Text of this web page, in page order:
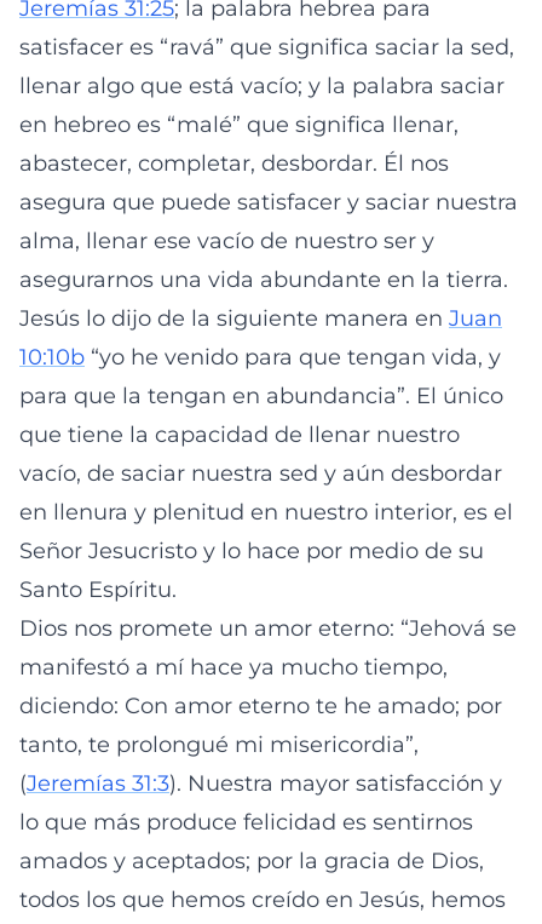
Jeremías 31:25; la palabra hebrea para
satisfacer es “ravá” que significa saciar la sed,
llenar algo que está vacío; y la palabra saciar
en hebreo es “malé” que significa llenar,
abastecer, completar, desbordar. Él nos
asegura que puede satisfacer y saciar nuestra
alma, llenar ese vacío de nuestro ser y
asegurarnos una vida abundante en la tierra.
Jesús lo dijo de la siguiente manera en Juan
10:10b “yo he venido para que tengan vida, y
para que la tengan en abundancia”. El único
que tiene la capacidad de llenar nuestro
vacío, de saciar nuestra sed y aún desbordar
en llenura y plenitud en nuestro interior, es el
Señor Jesucristo y lo hace por medio de su
Santo Espíritu.
Dios nos promete un amor eterno: “Jehová se
manifestó a mí hace ya mucho tiempo,
diciendo: Con amor eterno te he amado; por
tanto, te prolongué mi misericordia”,
(Jeremías 31:3). Nuestra mayor satisfacción y
lo que más produce felicidad es sentirnos
amados y aceptados; por la gracia de Dios,
todos los que hemos creído en Jesús, hemos